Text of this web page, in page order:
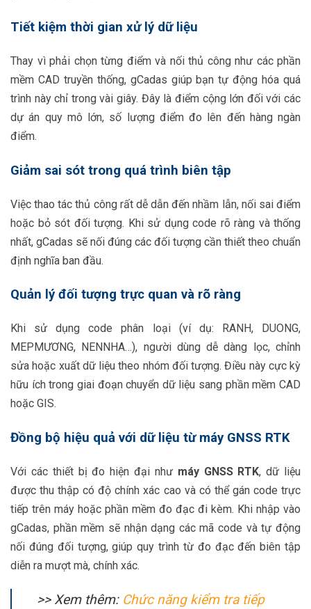
Tiết kiệm thời gian xử lý dữ liệu
Thay vì phải chọn từng điểm và nối thủ công như các phần
mềm CAD truyền thống, gCadas giúp bạn tự động hóa quá
trình này chỉ trong vài giây. Đây là điểm cộng lớn đối với các
dự án quy mô lớn, số lượng điểm đo lên đến hàng ngàn
điểm.
Giảm sai sót trong quá trình biên tập
Việc thao tác thủ công rất dễ dẫn đến nhầm lẫn, nối sai điểm
hoặc bỏ sót đối tượng. Khi sử dụng code rõ ràng và thống
nhất, gCadas sẽ nối đúng các đối tượng cần thiết theo chuẩn
định nghĩa ban đầu.
Quản lý đối tượng trực quan và rõ ràng
Khi sử dụng code phân loại (ví dụ: RANH, DUONG,
MEPMƯƠNG, NENNHA…), người dùng dễ dàng lọc, chỉnh
sửa hoặc xuất dữ liệu theo nhóm đối tượng. Điều này cực kỳ
hữu ích trong giai đoạn chuyển dữ liệu sang phần mềm CAD
hoặc GIS.
Đồng bộ hiệu quả với dữ liệu từ máy GNSS RTK
Với các thiết bị đo hiện đại như máy GNSS RTK, dữ liệu
được thu thập có độ chính xác cao và có thể gán code trực
tiếp trên máy hoặc phần mềm đo đạc đi kèm. Khi nhập vào
gCadas, phần mềm sẽ nhận dạng các mã code và tự động
nối đúng đối tượng, giúp quy trình từ đo đạc đến biên tập
diễn ra mượt mà, chính xác.
>> Xem thêm: Chức năng kiểm tra tiếp